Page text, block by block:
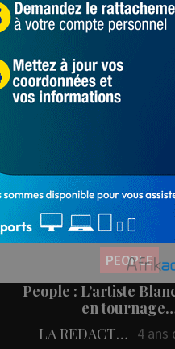
et ancien
l'homme
Populaires
PEOPLE
People : L’artiste
en
LA REDACTION
4 ans